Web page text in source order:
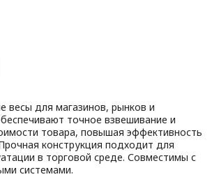
весы для магазинов, рынков и
точное взвешивание и
товара, повышая эффективность
конструкция подходит для
в торговой среде. Совместимы с
системами.